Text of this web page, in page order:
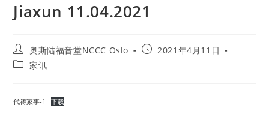
Jiaxun 11.04.2021
Post
author:
奥斯陆福音堂NCCC Oslo
Post2021年4月11日
Post家讯
代祷家事-1 下载